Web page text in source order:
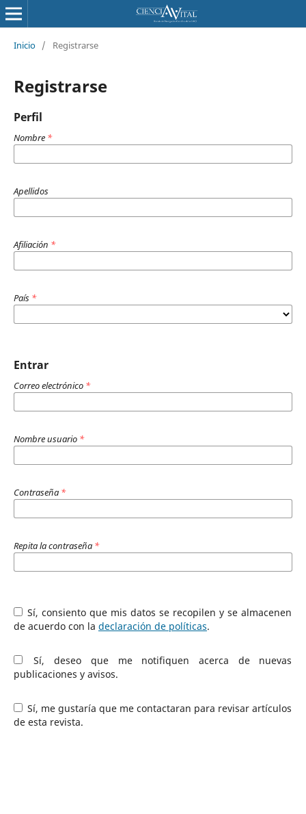
Inicio / Registrarse
Registrarse
Perfil
Nombre *
Apellidos
Afiliación *
País *
Entrar
Correo electrónico *
Nombre usuario *
Contraseña *
Repita la contraseña *
Sí, consiento que mis datos se recopilen y se almacenen
de acuerdo con la declaración de políticas.
Sí, deseo que me notifiquen acerca de nuevas
publicaciones y avisos.
Sí, me gustaría que me contactaran para revisar artículos
de esta revista.